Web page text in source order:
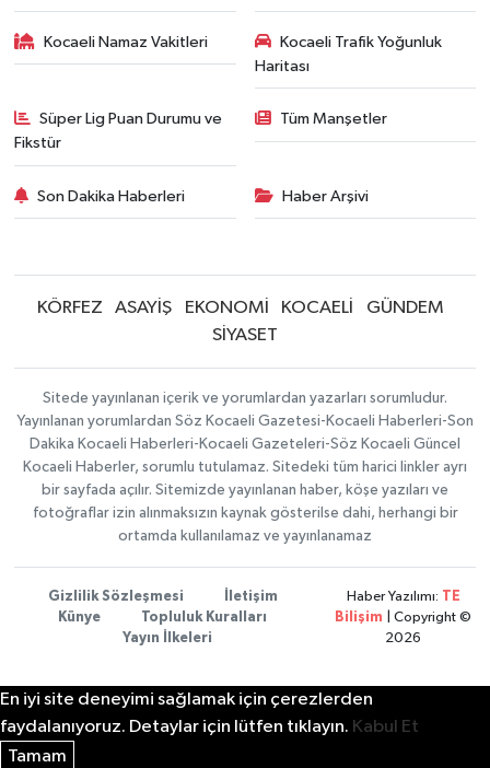
Kocaeli Namaz Vakitleri
Kocaeli Trafik Yoğunluk
Haritası
Süper Lig Puan Durumu ve
Fikstür
Tüm Manşetler
Son Dakika Haberleri Haber Arşivi
KÖRFEZ ASAYİŞ EKONOMİ KOCAELİ
GÜNDEM
SİYASET
Sitede yayınlanan içerik ve yorumlardan yazarları sorumludur.
Yayınlanan yorumlardan Söz Kocaeli Gazetesi-Kocaeli Haberleri-Son
Dakika Kocaeli Haberleri-Kocaeli Gazeteleri-Söz Kocaeli Güncel
Kocaeli Haberler, sorumlu tutulamaz. Sitedeki tüm harici linkler ayrı
bir sayfada açılır. Sitemizde yayınlanan haber, köşe yazıları ve
fotoğraflar izin alınmaksızın kaynak gösterilse dahi, herhangi bir
ortamda kullanılamaz ve yayınlanamaz
Gizlilik Sözleşmesi
İletişim
Künye
Topluluk Kuralları
Yayın İlkeleri
Haber Yazılımı:
TE
Bilişim | Copyright ©
2026
En iyi site deneyimi sağlamak için çerezlerden
faydalanıyoruz. Detaylar için lütfen tıklayın. Kabul Et
Tamam